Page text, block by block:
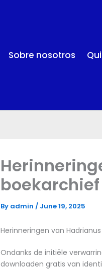
Sobre nosotros
boekarchief
By admin / June 19, 2025
Herinneringen van
Ondanks de initiële
downloaden gratis van